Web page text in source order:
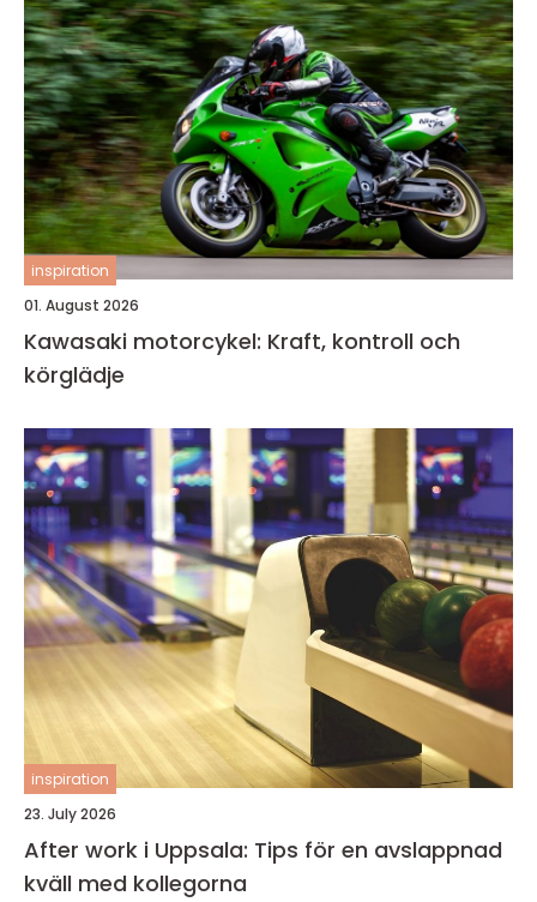
inspiration
01. August 2026
Kawasaki motorcykel: Kraft, kontroll och
körglädje
inspiration
23. July 2026
After work i Uppsala: Tips för en avslappnad
kväll med kollegorna